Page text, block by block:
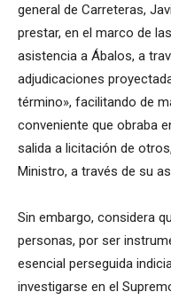
general de Carreteras,
prestar, en el marco de
asistencia a Ábalos, a
adjudicaciones
término», facilitando de
conveniente que obraba
salida a licitación de
Ministro, a través de su
Sin embargo, considera
personas, por ser
esencial perseguida
investigarse en el